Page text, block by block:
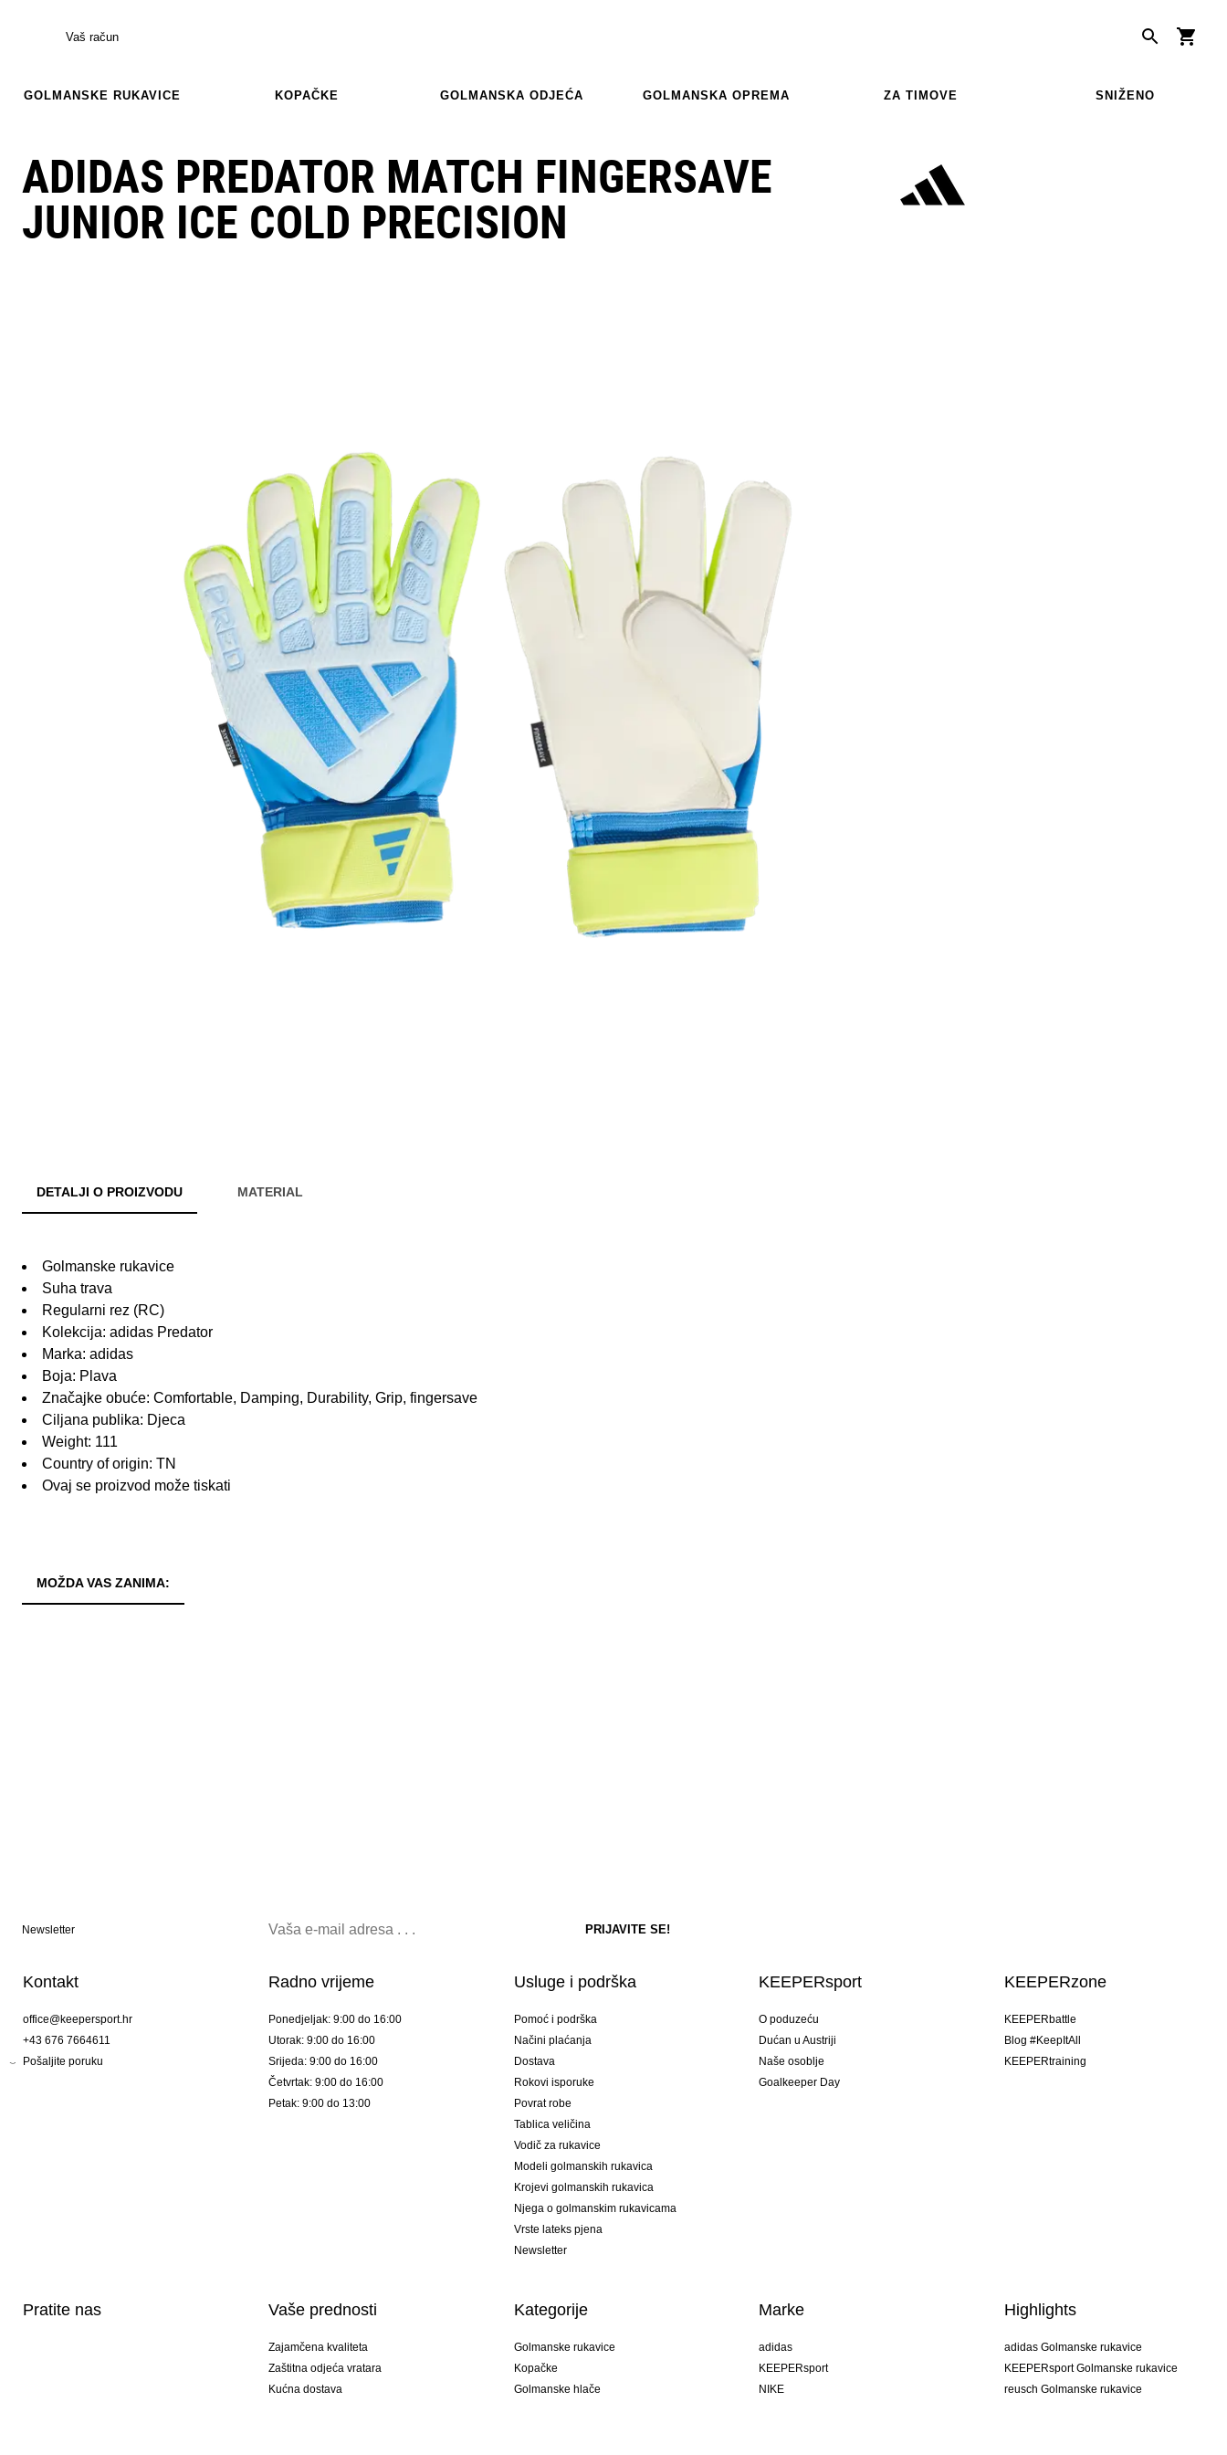
Vaš račun
GOLMANSKE RUKAVICE KOPAČKE GOLMANSKA ODJEĆA GOLMANSKA OPREMA ZA TIMOVE SNIŽENO
ADIDAS PREDATOR MATCH FINGERSAVE
JUNIOR ICE COLD PRECISION
DETALJI O PROIZVODU MATERIAL
Golmanske rukavice
Suha trava
Regularni rez (RC)
Kolekcija: adidas Predator
Marka: adidas
Boja: Plava
Značajke obuće: Comfortable, Damping, Durability, Grip, fingersave
Ciljana publika: Djeca
Weight: 111
Country of origin: TN
Ovaj se proizvod može tiskati
MOŽDA VAS ZANIMA:
Newsletter
Kontakt
office@keepersport.hr
+43 676 7664611
Pošaljite poruku
Radno vrijeme
Ponedjeljak: 9:00 do 16:00
Utorak: 9:00 do 16:00
Srijeda: 9:00 do 16:00
Četvrtak: 9:00 do 16:00
Petak: 9:00 do 13:00
Usluge i podrška
Pomoć i podrška
Načini plaćanja
Dostava
Rokovi isporuke
Povrat robe
Tablica veličina
Vodič za rukavice
Modeli golmanskih rukavica
Krojevi golmanskih rukavica
Njega o golmanskim rukavicama
Vrste lateks pjena
Newsletter
KEEPERsport
O poduzeću
Dućan u Austriji
Naše osoblje
Goalkeeper Day
KEEPERzone
KEEPERbattle
Blog #KeepItAll
KEEPERtraining
Pratite nas Vaše prednosti
Zajamčena kvaliteta
Zaštitna odjeća vratara
Kućna dostava
Kategorije
Golmanske rukavice
Kopačke
Golmanske hlače
Marke
adidas
KEEPERsport
NIKE
Highlights
adidas Golmanske rukavice
KEEPERsport Golmanske rukavice
reusch Golmanske rukavice